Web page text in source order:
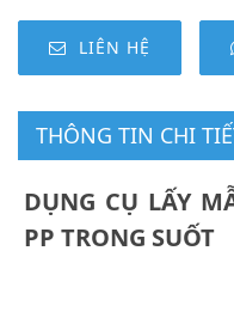
LIÊN HỆ
THÔNG TIN CHI
DỤNG CỤ LẤY
PP TRONG SUỐT